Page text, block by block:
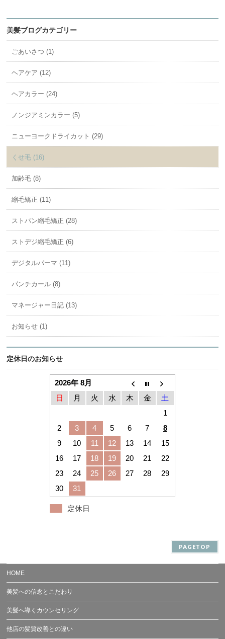
美髪ブログカテゴリー
ごあいさつ (1)
ヘアケア (12)
ヘアカラー (24)
ノンジアミンカラー (5)
ニューヨークドライカット (29)
くせ毛 (16)
加齢毛 (8)
縮毛矯正 (11)
ストパン縮毛矯正 (28)
ストデジ縮毛矯正 (6)
デジタルパーマ (11)
パンチカール (8)
マネージャー日記 (13)
お知らせ (1)
定休日のお知らせ
2026年 8月
日
月 火 水 木 金
土
1
2
3 4 5 6 7
8
9
10 11 12 13 14
15
16
17 18 19 20 21
22
23
24 25 26 27 28
29
30
31
定休日
PAGETOP
HOME
美髪への信念とこだわり
美髪へ導くカウンセリング
他店の髪質改善との違い